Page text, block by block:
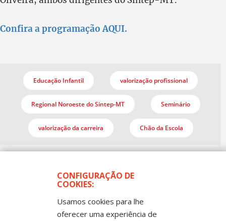
CONFIGURAÇÃO DE
COOKIES:
Usamos cookies para lhe
oferecer uma experiência de
Confira a programação AQUI.
Educação Infantil valorização profissional
Regional Noroeste do Sintep-MT Seminário
valorização da carreira Chão da Escola